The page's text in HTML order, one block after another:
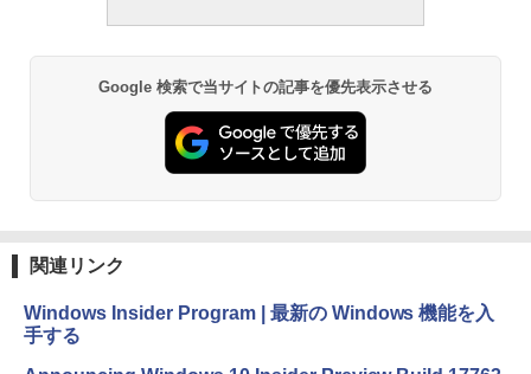
ラインコード版
Robloxギフトカード - 1000 Robux 【限
定バーチャルアイテムを含む】 【オンラ
インゲームコード】 ロブロックス |オン
ラインコード版
Microsoft Office Home & Business 202
ClaudeCode いちばんやさしい 教科書:
非エンジニア 初心者 素人 でも安心 使い
方 マニュアル AI副業にもコンテンツ作成
にもKindle出版にも！ 非エンジニアのた
めのAIコーディング入門シリーズ
出す プロンプトの言葉 AI画像生成シリー
ズ (はぴーイラストLabo)
るさ自動調整、色調調節ライト、12週間
￥27,980
Amazon Kindle Paperwhite (16GB) 7イ
ンチディスプレイ、色調調節ライト、12
Google 検索で当サイトの記事を優先表示させる
関連リンク
Windows Insider Program | 最新の Windows 機能を入
手する